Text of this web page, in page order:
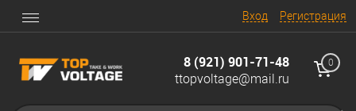
Вход Регистрация
8 (921) 901-71-48
ttopvoltage@mail.ru
0